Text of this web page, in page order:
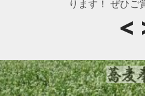
ります！ ぜひご